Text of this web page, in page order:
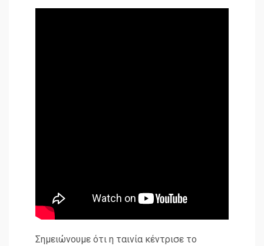
Σημειώνουμε ότι η ταινία κέντρισε το